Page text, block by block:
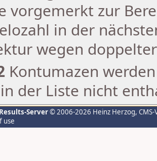
vorgemerkt zur
in der
wegen
Kontumazen
der Liste nicht
Server© 2006-2026 Heinz Herzog,
use